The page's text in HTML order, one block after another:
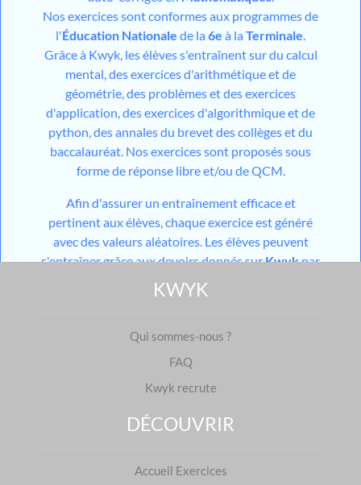
Nos exercices sont conformes aux programmes de
l'Éducation Nationale de la 6e à la Terminale
Grâce à Kwyk, les élèves s'entraînent sur du calcul
mental, des exercices d'arithmétique et de
géométrie, des problèmes et des exercices
d'application, des exercices d'algorithmique et de
python, des annales du brevet des collèges et du
baccalauréat. Nos exercices sont proposés sous
forme de réponse libre et/ou de QCM.
Afin d'assurer un entraînement efficace et
pertinent aux élèves, chaque exercice est généré
avec des valeurs aléatoires. Les élèves peuvent
s'entraîner grâce aux devoirs donnés surKwykpar
leurs professeurs et aux devoirs générés par notre
mais aussi grâce aux différents
sur leur espace personnel. Pour les niveaux du
collège, les élèves ont également accès à des cours
pratique.
, vous mettez toutes les chances du
côté des élèves pour que les différents théorèmes,
pour eux.
KWYK
Qui sommes-nous ?
FAQ
Kwyk recrute
DÉCOUVRIR
Accueil Exercices